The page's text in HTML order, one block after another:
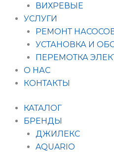
ВИХРЕВЫЕ
УСЛУГИ
РЕМОНТ
УСТАНОВКА И
ПЕРЕМОТКА
О НАС
КОНТАКТЫ
КАТАЛОГ
БРЕНДЫ
ДЖИЛЕКС
AQUARIO